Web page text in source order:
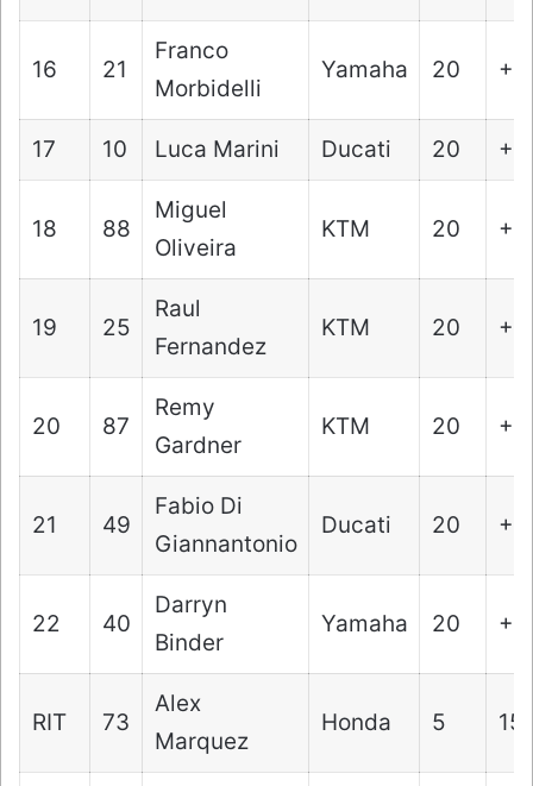
16 21
Franco
Morbidelli
Yamaha 20
17 10 Luca Marini Ducati 20
18 88
Miguel
Oliveira
KTM 20
19 25
Raul
Fernandez
KTM 20
20 87
Remy
Gardner
KTM 20
21 49
Fabio Di
Giannantonio
Ducati 20
22 40
Darryn
Binder
Yamaha 20
RIT 73
Alex
Marquez
Honda 5 15